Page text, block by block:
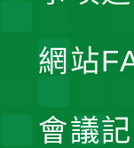
網站
會議